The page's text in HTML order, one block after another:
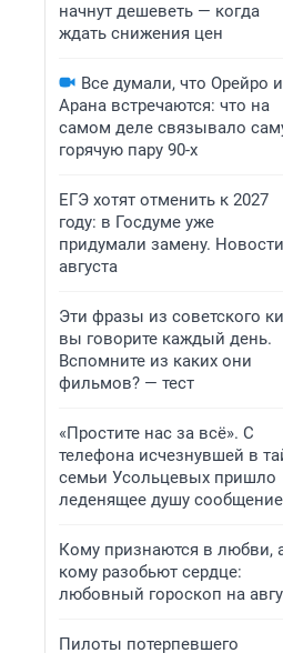
начнут дешеветь — когда
ждать снижения цен
Все думали, что Орейро и
Арана встречаются: что на
самом деле связывало
горячую пару 90-х
ЕГЭ хотят отменить к 2027
году: в Госдуме уже
придумали замену.
августа
Эти фразы из советского
вы говорите каждый день.
Вспомните из каких они
фильмов? — тест
«Простите нас за всё». С
телефона исчезнувшей в
семьи Усольцевых пришло
леденящее душу сообщение
Кому признаются в любви,
кому разобьют сердце:
любовный гороскоп на
Пилоты потерпевшего